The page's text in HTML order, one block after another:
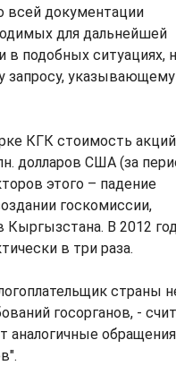
всей документации
для дальнейшей
в подобных ситуациях,
запросу,
КГК стоимость акций
долларов США (за
этого – падение
госкомиссии,
В 2012
в три раза.
страны
госорганов, -
аналогичные